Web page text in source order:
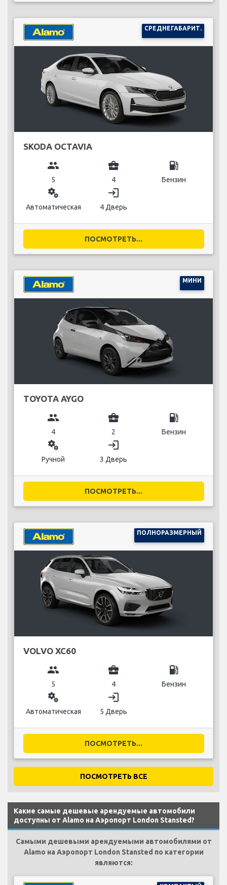
СРЕДНЕГАБАРИТ.
SKODA OCTAVIA
group
5
business_center
4
local_gas_station
Бензин
miscellaneous_services
Автоматическая
login
4 Дверь
ПОСМОТРЕТЬ...
МИНИ
TOYOTA AYGO
group
4
business_center
2
local_gas_station
Бензин
miscellaneous_services
Ручной
login
3 Дверь
ПОСМОТРЕТЬ...
ПОЛНОРАЗМЕРНЫЙ
VOLVO XC60
group
5
business_center
4
local_gas_station
Бензин
miscellaneous_services
Автоматическая
login
5 Дверь
ПОСМОТРЕТЬ...
ПОСМОТРЕТЬ ВСЕ
Какие самые дешевые арендуемые автомобили
доступны от Alamo на Аэропорт London Stansted?
Самыми дешевыми арендуемыми автомобилями от
Alamo на Аэропорт London Stansted по категории
являются: